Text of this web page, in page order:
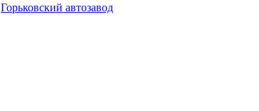
Горьковский автозавод